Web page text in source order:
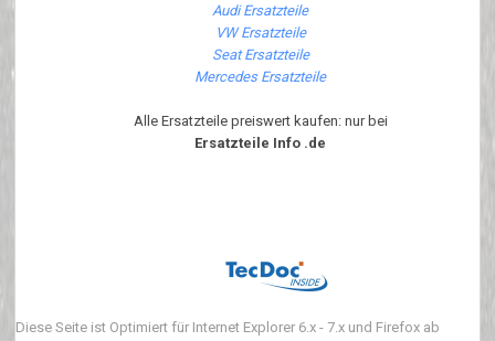
Audi Ersatzteile
VW Ersatzteile
Seat Ersatzteile
Mercedes Ersatzteile
Alle Ersatzteile preiswert kaufen: nur bei
Ersatzteile Info .de
Diese Seite ist Optimiert für Internet Explorer 6.x - 7.x und Firefox ab